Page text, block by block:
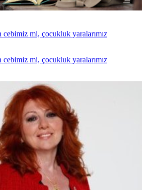
mi, çocukluk yaralarımız
mi, çocukluk yaralarımız